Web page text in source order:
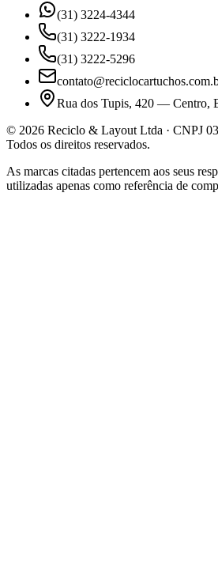
(31) 3224-4344
(31) 3222-1934
(31) 3222-5296
Rua dos Tupis, 420 — Centro,
© 2026 Reciclo & Layout Ltda · CNPJ
Todos os direitos reservados.
As marcas citadas pertencem aos seus
utilizadas apenas como referência de